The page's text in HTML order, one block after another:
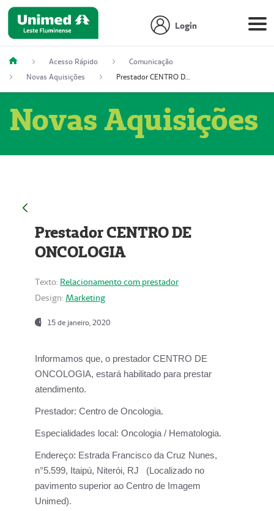
Login
Acesso Rápido
Comunicação
Novas Aquisições
Prestador CENTRO DE ONCOLOGIA
Novas Aquisições
Prestador CENTRO DE
ONCOLOGIA
Texto: Relacionamento com prestador
Design: Marketing
15 de janeiro, 2020
Informamos que, o prestador CENTRO DE
ONCOLOGIA, estará habilitado para prestar
atendimento.
Prestador: Centro de Oncologia.
Especialidades local: Oncologia / Hematologia.
Endereço: Estrada Francisco da Cruz Nunes,
n°5.599, Itaipú, Niterói, RJ (Localizado no
pavimento superior ao Centro de Imagem
Unimed).